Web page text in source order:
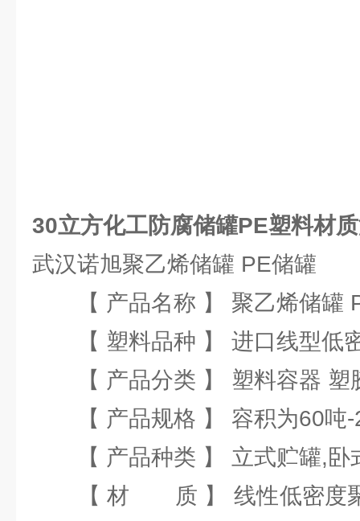
30立方化工防腐储罐PE塑料材
武汉诺旭聚乙烯储罐 PE储罐
【 产品名称 】 聚乙烯储罐
【 塑料品种 】 进口线型低
【 产品分类 】 塑料容器 塑
【 产品规格 】 容积为60吨-
【 产品种类 】 立式贮罐,卧
【 材 质 】 线性低密度聚